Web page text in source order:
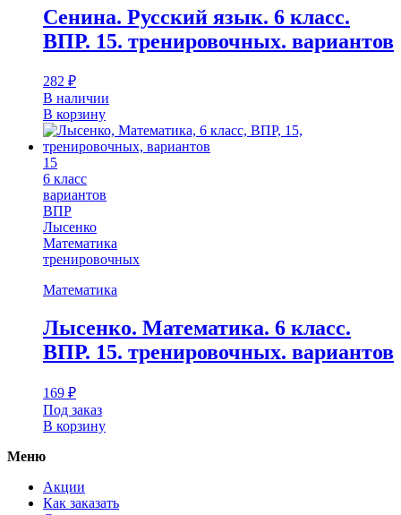
Сенина. Русский язык. 6 класс.
ВПР. 15. тренировочных. вариантов
282 ₽
В наличии
В корзину
15
6 класс
вариантов
ВПР
Лысенко
Математика
тренировочных
Математика
Лысенко. Математика. 6 класс.
ВПР. 15. тренировочных. вариантов
169 ₽
Под заказ
В корзину
Меню
Акции
Как заказать